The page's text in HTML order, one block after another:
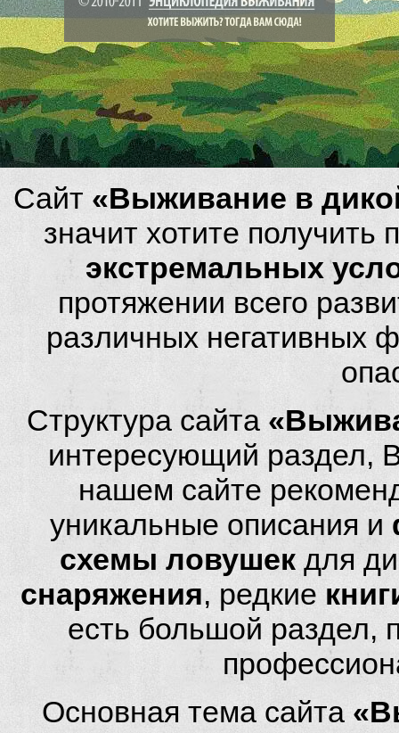
Сайт «Выживание в
значит хотите
экстремальных
протяжении всего
различных негативных
Структура сайта
интересующий раздел,
нашем сайте
уникальные описания и
схемы ловушек для
снаряжения, редкие
есть большой
Основная тема сайта